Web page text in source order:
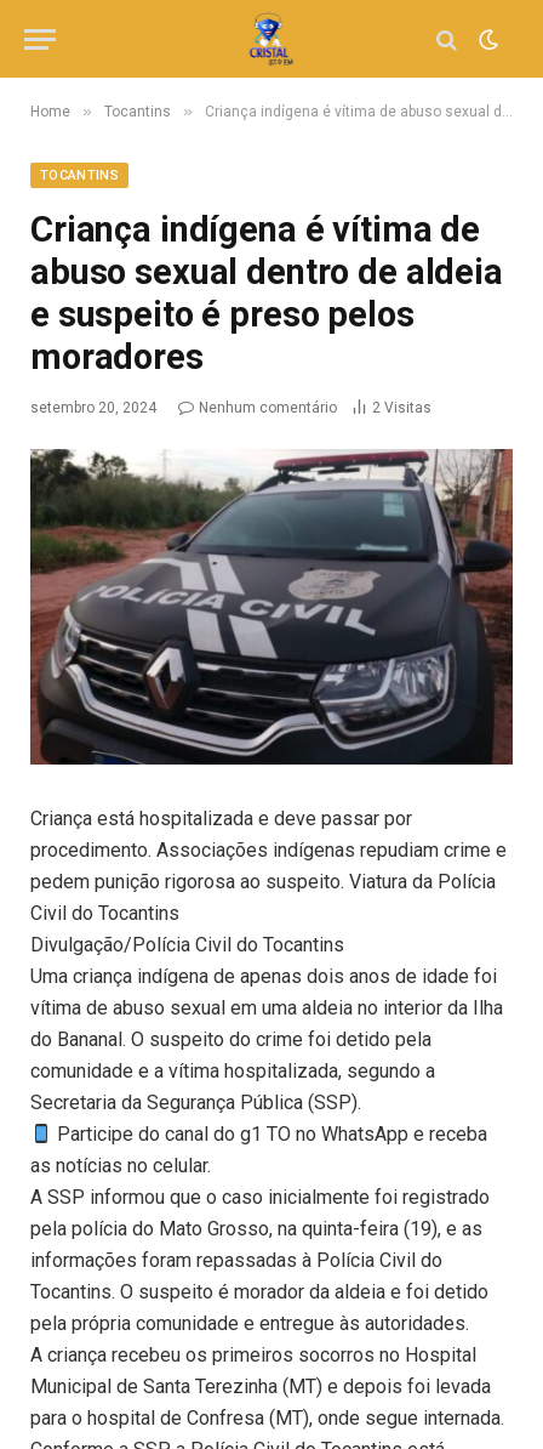
Home » Tocantins » Criança indígena é vítima de abuso sexual dentro de aldeia e suspeito é preso pelos moradores
TOCANTINS
Criança indígena é vítima de
abuso sexual dentro de aldeia
e suspeito é preso pelos
moradores
setembro 20, 2024 Nenhum comentário 2 Visitas
Criança está hospitalizada e deve passar por
procedimento. Associações indígenas repudiam crime e
pedem punição rigorosa ao suspeito. Viatura da Polícia
Civil do Tocantins
Divulgação/Polícia Civil do Tocantins
Uma criança indígena de apenas dois anos de idade foi
vítima de abuso sexual em uma aldeia no interior da Ilha
do Bananal. O suspeito do crime foi detido pela
comunidade e a vítima hospitalizada, segundo a
Secretaria da Segurança Pública (SSP).
Participe do canal do g1 TO no WhatsApp e receba
as notícias no celular.
A SSP informou que o caso inicialmente foi registrado
pela polícia do Mato Grosso, na quinta-feira (19), e as
informações foram repassadas à Polícia Civil do
Tocantins. O suspeito é morador da aldeia e foi detido
pela própria comunidade e entregue às autoridades.
A criança recebeu os primeiros socorros no Hospital
Municipal de Santa Terezinha (MT) e depois foi levada
para o hospital de Confresa (MT), onde segue internada.